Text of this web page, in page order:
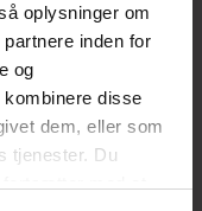
oplysninger om
inden for
og
disse
dem, eller som
tjenester. Du